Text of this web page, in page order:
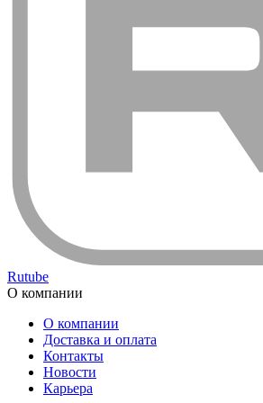
Rutube
О компании
О компании
Доставка и оплата
Контакты
Новости
Карьера